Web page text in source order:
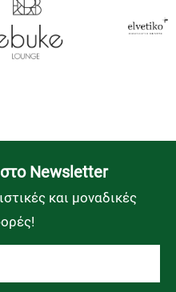
Newsletter
και μοναδικές